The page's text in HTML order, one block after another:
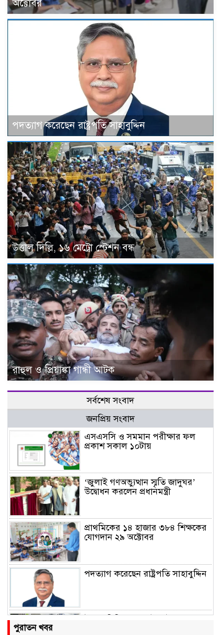
অক্টোবর
পদত্যাগ করেছেন রাষ্ট্রপতি সাহাবুদ্দিন
উত্তাল দিল্লি, ১৬ মেট্রো স্টেশন বন্ধ
রাহুল ও প্রিয়াঙ্কা গান্ধী আটক
সর্বশেষ সংবাদ
জনপ্রিয় সংবাদ
এসএসসি ও সমমান পরীক্ষার ফল
প্রকাশ সকাল ১০টায়
‘জুলাই গণঅভ্যুত্থান স্মৃতি জাদুঘর’
উদ্বোধন করলেন প্রধানমন্ত্রী
প্রাথমিকের ১৪ হাজার ৩৮৪ শিক্ষকের
যোগদান ২৯ অক্টোবর
পদত্যাগ করেছেন রাষ্ট্রপতি সাহাবুদ্দিন
পুরাতন খবর